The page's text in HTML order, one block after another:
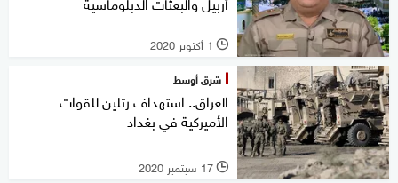
l 1 أكتوبر 2020
شرق أوسط
العراق.. استهداف رتلين للقوات
الأميركية في بغداد
l 17 سبتمبر 2020